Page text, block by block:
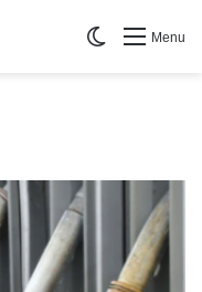
Menu
Switch skin